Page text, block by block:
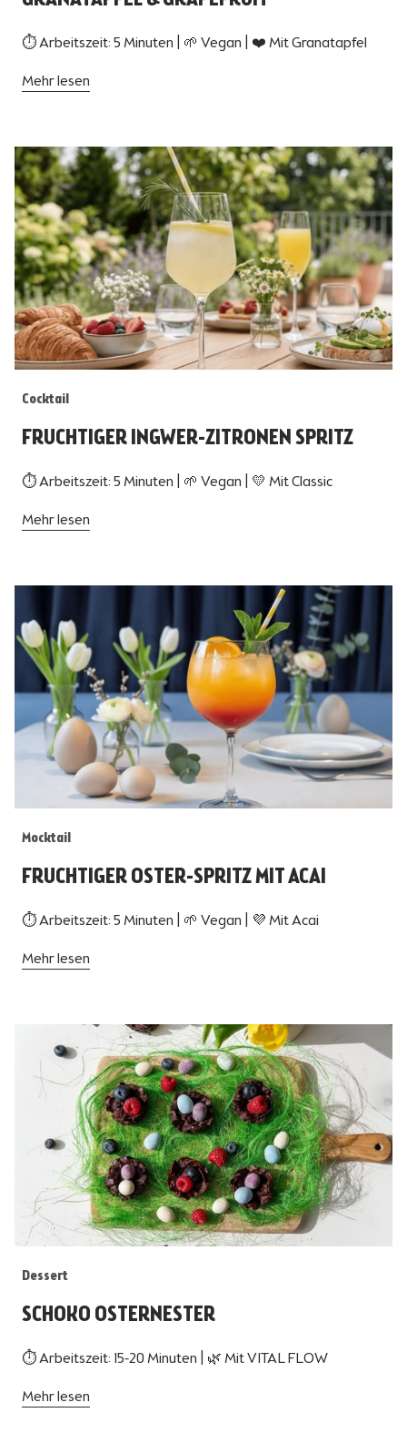
⏱ Arbeitszeit: 5 Minuten | 🌱 Vegan | ❤️ Mit Granatapfel
Mehr lesen
Cocktail
FRUCHTIGER INGWER-ZITRONEN SPRITZ
⏱ Arbeitszeit: 5 Minuten | 🌱 Vegan | 💛 Mit Classic
Mehr lesen
Mocktail
FRUCHTIGER OSTER-SPRITZ MIT ACAI
⏱ Arbeitszeit: 5 Minuten | 🌱 Vegan | 💜 Mit Acai
Mehr lesen
Dessert
SCHOKO OSTERNESTER
⏱ Arbeitszeit: 15-20 Minuten | 🌿 Mit VITAL FLOW
Mehr lesen